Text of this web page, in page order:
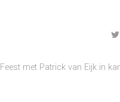
Feest met Patrick van Eijk in